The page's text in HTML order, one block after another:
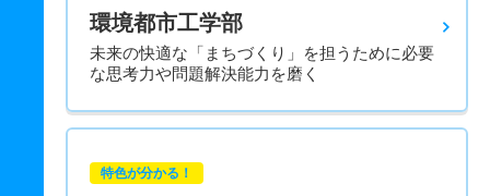
環境都市工学部
未来の快適な「まちづくり」を担うために必要
な思考力や問題解決能力を磨く
特色が分かる！